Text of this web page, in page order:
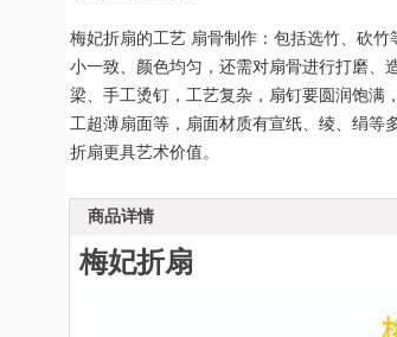
梅妃折扇的工艺 扇骨制作：包括选竹、砍
小一致、颜色均匀，还需对扇骨进行打磨、
梁、手工烫钉，工艺复杂，扇钉要圆润饱满
工超薄扇面等，扇面材质有宣纸、绫、绢等
折扇更具艺术价值。
商品详情
梅妃折扇